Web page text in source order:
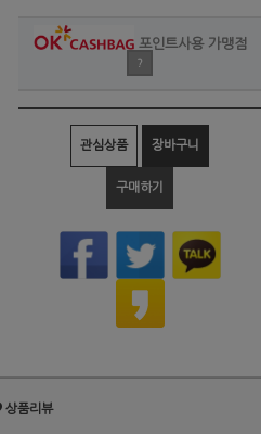
포인트사용 가맹점
?
관심상품 장바구니
구매하기
상품리뷰